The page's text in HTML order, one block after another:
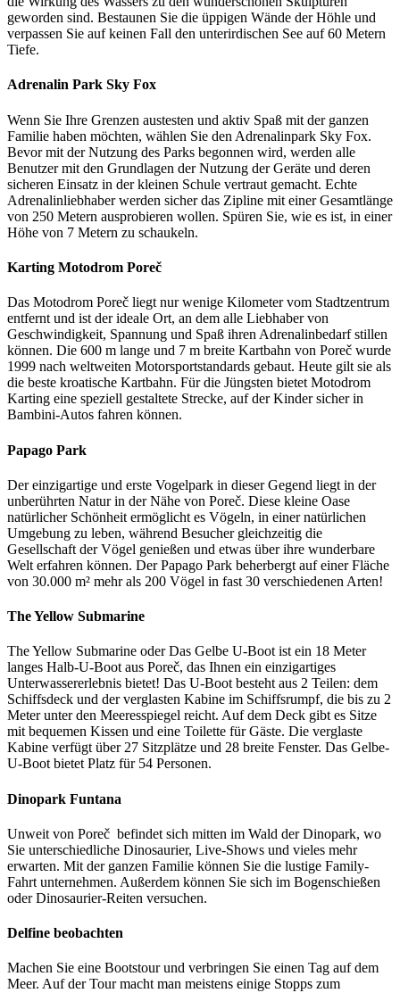
geworden sind. Bestaunen Sie die üppigen Wände der Höhle und
verpassen Sie auf keinen Fall den unterirdischen See auf 60 Metern
Tiefe.
Adrenalin Park Sky Fox
Wenn Sie Ihre Grenzen austesten und aktiv Spaß mit der ganzen
Familie haben möchten, wählen Sie den Adrenalinpark Sky Fox.
Bevor mit der Nutzung des Parks begonnen wird, werden alle
Benutzer mit den Grundlagen der Nutzung der Geräte und deren
sicheren Einsatz in der kleinen Schule vertraut gemacht. Echte
Adrenalinliebhaber werden sicher das Zipline mit einer Gesamtlänge
von 250 Metern ausprobieren wollen. Spüren Sie, wie es ist, in einer
Höhe von 7 Metern zu schaukeln.
Karting Motodrom Poreč
Das Motodrom Poreč liegt nur wenige Kilometer vom Stadtzentrum
entfernt und ist der ideale Ort, an dem alle Liebhaber von
Geschwindigkeit, Spannung und Spaß ihren Adrenalinbedarf stillen
können. Die 600 m lange und 7 m breite Kartbahn von Poreč wurde
1999 nach weltweiten Motorsportstandards gebaut. Heute gilt sie als
die beste kroatische Kartbahn. Für die Jüngsten bietet Motodrom
Karting eine speziell gestaltete Strecke, auf der Kinder sicher in
Bambini-Autos fahren können.
Papago Park
Der einzigartige und erste Vogelpark in dieser Gegend liegt in der
unberührten Natur in der Nähe von Poreč. Diese kleine Oase
natürlicher Schönheit ermöglicht es Vögeln, in einer natürlichen
Umgebung zu leben, während Besucher gleichzeitig die
Gesellschaft der Vögel genießen und etwas über ihre wunderbare
Welt erfahren können. Der Papago Park beherbergt auf einer Fläche
von 30.000 m² mehr als 200 Vögel in fast 30 verschiedenen Arten!
The Yellow Submarine
The Yellow Submarine oder Das Gelbe U-Boot ist ein 18 Meter
langes Halb-U-Boot aus Poreč, das Ihnen ein einzigartiges
Unterwassererlebnis bietet! Das U-Boot besteht aus 2 Teilen: dem
Schiffsdeck und der verglasten Kabine im Schiffsrumpf, die bis zu 2
Meter unter den Meeresspiegel reicht. Auf dem Deck gibt es Sitze
mit bequemen Kissen und eine Toilette für Gäste. Die verglaste
Kabine verfügt über 27 Sitzplätze und 28 breite Fenster. Das Gelbe-
U-Boot bietet Platz für 54 Personen.
Dinopark Funtana
Unweit von Poreč befindet sich mitten im Wald der Dinopark, wo
Sie unterschiedliche Dinosaurier, Live-Shows und vieles mehr
erwarten. Mit der ganzen Familie können Sie die lustige Family-
Fahrt unternehmen. Außerdem können Sie sich im Bogenschießen
oder Dinosaurier-Reiten versuchen.
Delfine beobachten
Machen Sie eine Bootstour und verbringen Sie einen Tag auf dem
Meer. Auf der Tour macht man meistens einige Stopps zum